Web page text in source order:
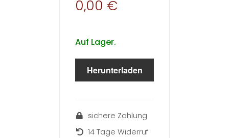
0,00 €
Auf Lager.
Herunterladen
sichere Zahlung
14 Tage Widerruf